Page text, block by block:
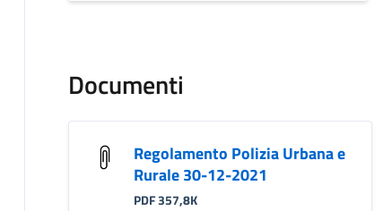
Documenti
Regolamento Polizia Urbana e
Rurale 30-12-2021
PDF 357,8K